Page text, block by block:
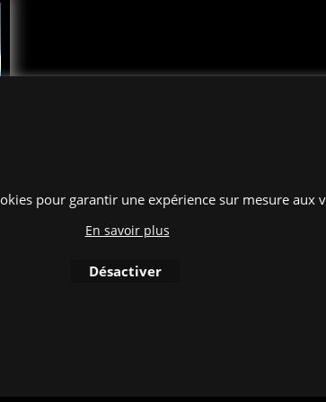
pour garantir une expérience sur mesure aux
En savoir plus
Désactiver